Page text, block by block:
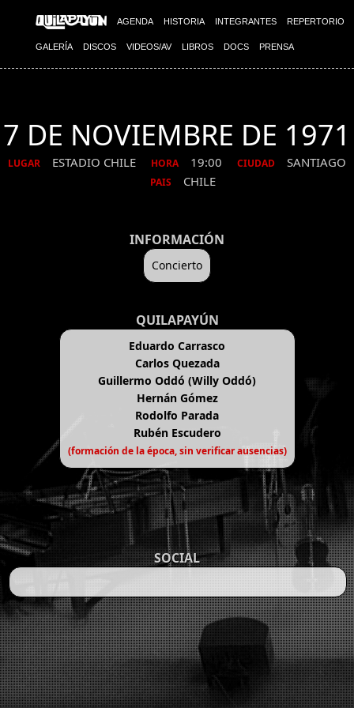
AGENDA HISTORIA INTEGRANTES REPERTORIO
GALERÍA DISCOS VIDEOS/AV LIBROS DOCS PRENSA
7 DE NOVIEMBRE DE 1971
LUGAR ESTADIO CHILE HORA 19:00 CIUDAD SANTIAGO
PAIS CHILE
INFORMACIÓN
Concierto
QUILAPAYÚN
Eduardo Carrasco
Carlos Quezada
Guillermo Oddó (Willy Oddó)
Hernán Gómez
Rodolfo Parada
Rubén Escudero
(formación de la época, sin verificar ausencias)
SOCIAL